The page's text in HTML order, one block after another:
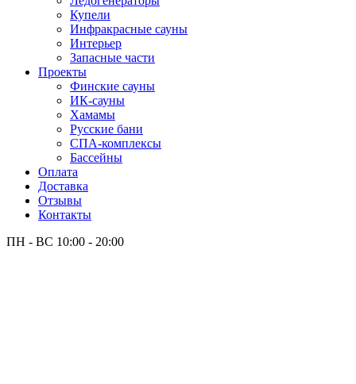
Купели
Инфракрасные сауны
Интерьер
Запасные части
Проекты
Финские сауны
ИК-сауны
Хамамы
Русские бани
СПА-комплексы
Бассейны
Оплата
Доставка
Отзывы
Контакты
ПН - ВС 10:00 - 20:00